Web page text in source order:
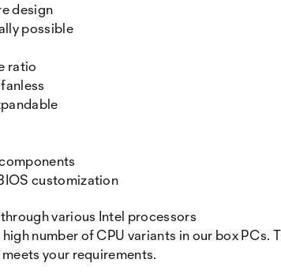
design
possible
ratio
customization
various Intel processors
number of CPU variants in our box
your requirements.